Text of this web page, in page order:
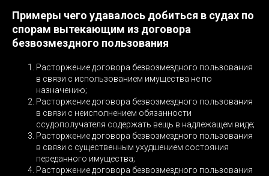
Примеры чего удавалось добиться в судах по
спорам вытекающим из договора
безвозмездного пользования
Расторжение договора безвозмездного пользования
в связи с использованием имущества не по
назначению;
Расторжение договора безвозмездного пользования
в связи с неисполнением обязанности
ссудополучателя содержать вещь в надлежащем виде;
Расторжение договора безвозмездного пользования
в связи с существенным ухудшением состояния
переданного имущества;
Расторжение договора безвозмездного пользования